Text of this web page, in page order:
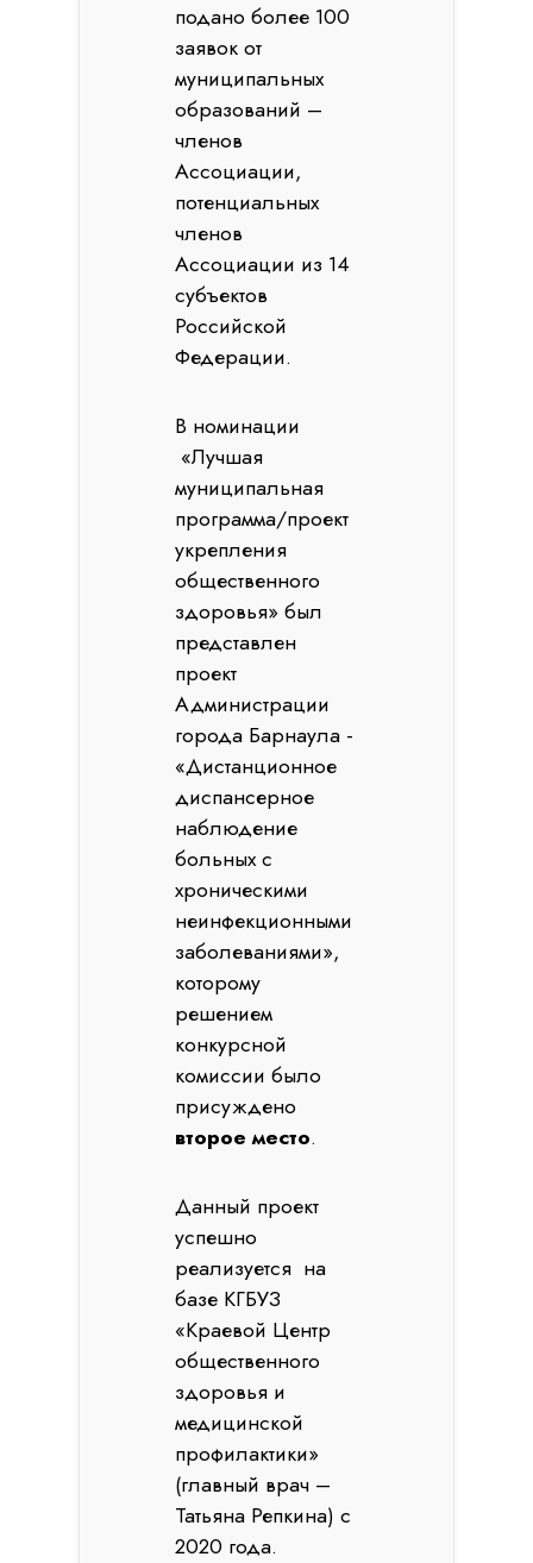
подано более 100
заявок от
муниципальных
образований –
членов
Ассоциации,
потенциальных
членов
Ассоциации из 14
субъектов
Российской
Федерации.
В номинации
«Лучшая
муниципальная
программа/проект
укрепления
общественного
здоровья» был
представлен
проект
Администрации
города Барнаула -
«Дистанционное
диспансерное
наблюдение
больных с
хроническими
неинфекционными
заболеваниями»,
которому
решением
конкурсной
комиссии было
присуждено
второе место.
Данный проект
успешно
реализуется на
базе КГБУЗ
«Краевой Центр
общественного
здоровья и
медицинской
профилактики»
(главный врач –
Татьяна Репкина) с
2020 года.